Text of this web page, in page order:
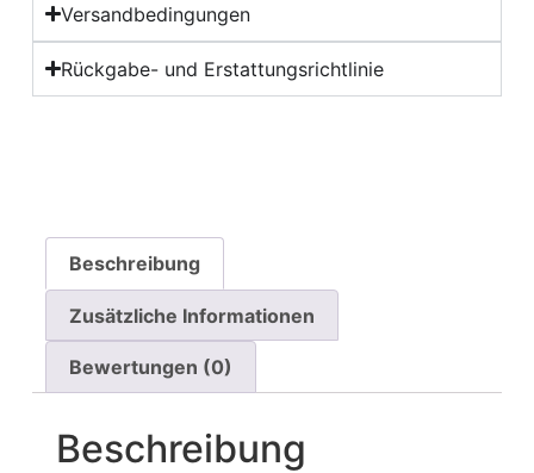
Versandbedingungen
Rückgabe- und Erstattungsrichtlinie
Beschreibung
Zusätzliche Informationen
Bewertungen (0)
Beschreibung